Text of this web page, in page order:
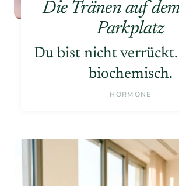
Die Tränen auf
Parkplatz
Du bist nicht
biochemisch.
HORMONE